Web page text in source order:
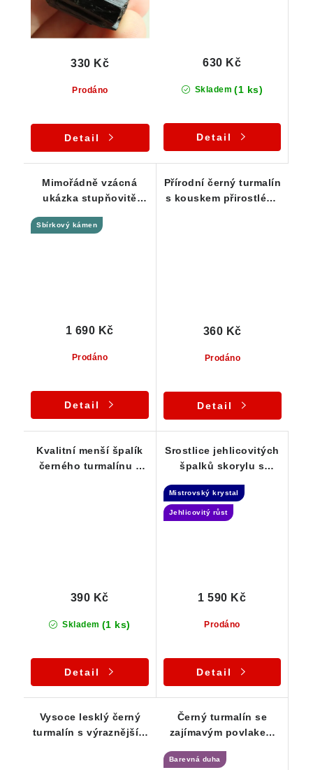
Prodáno
330 Kč
Detail
Skladem (1 ks)
630 Kč
Detail
Mimořádně vzácná
ukázka stupňovitě
turmalínu
Sbírkový kámen
Prodáno
1 690 Kč
Detail
Přírodní černý turmalín
s kouskem přirostlého
Prodáno
360 Kč
Detail
Kvalitní menší špalík
černého turmalínu z
Skladem (1 ks)
390 Kč
Detail
Srostlice jehlicovitých
špalků skorylu s
Samoléčitel
Mistrovský krystal
Jehlicovitý růst
Prodáno
1 590 Kč
Detail
Vysoce lesklý černý
turmalín s výraznějším
Černý turmalín se
zajímavým povlakem
limonitu
Barevná duha